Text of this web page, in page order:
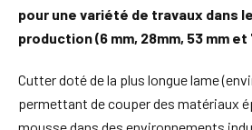
pour une variété de travaux dans
production (6 mm, 28mm, 53 mm et
Cutter doté de la plus longue lame
permettant de couper des matériaux